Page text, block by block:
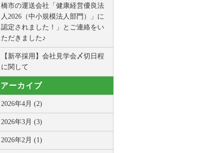
橋市の運送会社「健康経営優良法
人2026（中小規模法人部門）」に
認定されました！」とご連絡をい
ただきました♪
【新卒採用】会社見学会〆切日程
に関して
アーカイブ
2026年4月 (2)
2026年3月 (3)
2026年2月 (1)